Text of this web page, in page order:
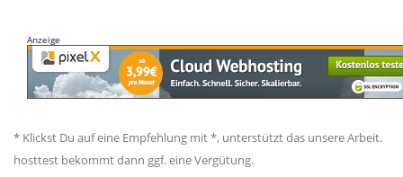
Anzeige
* Klickst Du auf eine Empfehlung mit *, unterstützt das unsere Arbeit.
hosttest bekommt dann ggf. eine Vergütung.